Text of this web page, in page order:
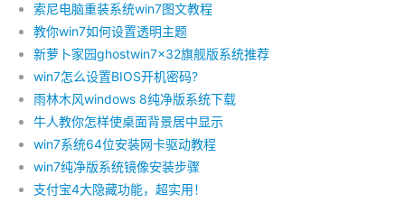
索尼电脑重装系统win7图文教程
教你win7如何设置透明主题
新萝卜家园ghostwin7x32旗舰版系统推荐
win7怎么设置BIOS开机密码?
雨林木风windows 8纯净版系统下载
牛人教你怎样使桌面背景居中显示
win7系统64位安装网卡驱动教程
win7纯净版系统镜像安装步骤
支付宝4大隐藏功能，超实用！